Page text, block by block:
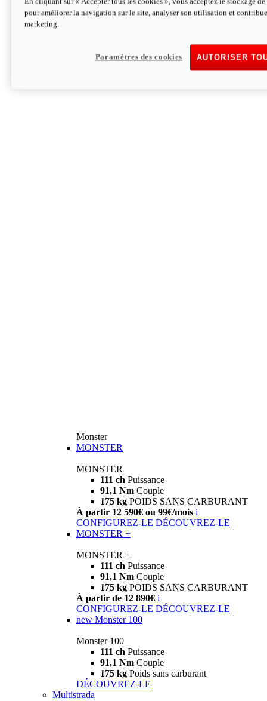
Hypermotard V2 SP 100
Découvrez-le
Monster
MONSTER
MONSTER
111 ch Puissance
91,1 Nm Couple
175 kg POIDS SANS CARBURANT
À partir 12 590€ ou 99€/mois i
CONFIGUREZ-LE DÉCOUVREZ-LE
MONSTER +
MONSTER +
111 ch Puissance
91,1 Nm Couple
175 kg POIDS SANS CARBURANT
À partir de 12 890€ i
CONFIGUREZ-LE DÉCOUVREZ-LE
new Monster 100
Monster 100
111 ch Puissance
91,1 Nm Couple
175 kg Poids sans carburant
DÉCOUVREZ-LE
Multistrada
pour améliorer la navigation sur le site, analyser son utilisation et
marketing.
AUTORISER
Paramètres des cookies